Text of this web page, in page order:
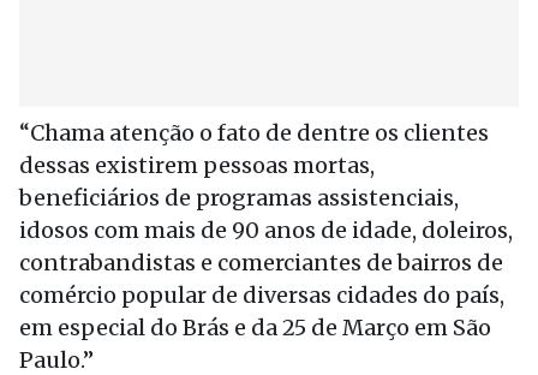
“Chama atenção o fato de dentre os clientes
dessas existirem pessoas mortas,
beneficiários de programas assistenciais,
idosos com mais de 90 anos de idade, doleiros,
contrabandistas e comerciantes de bairros de
comércio popular de diversas cidades do país,
em especial do Brás e da 25 de Março em São
Paulo.”